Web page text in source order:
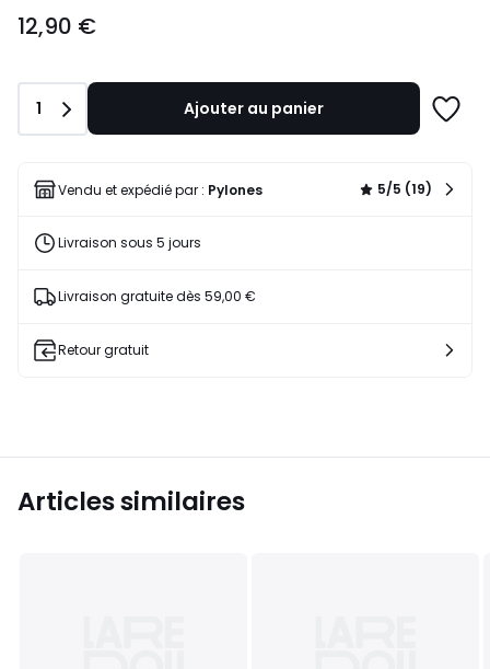
€.
12,90 €
Quantité
1 Ajouter au panier
liste
Vendu et expédié par : Pylones 5/5 (19)
Livraison sous 5 jours
Livraison gratuite dès 59,00 €
Retour gratuit
Articles similaires